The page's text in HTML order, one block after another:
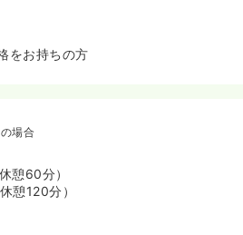
をお持ちの方
場合
憩60分）
憩120分）